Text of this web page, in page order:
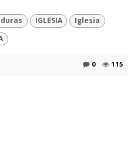
IGLESIA
Iglesia
0 115